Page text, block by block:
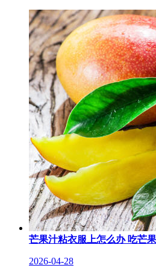
芒果汁粘衣服上怎么办 吃芒
2026-04-28